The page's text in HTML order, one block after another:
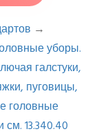
→
уборы.
галстуки,
пуговицы,
головные
13.340.40